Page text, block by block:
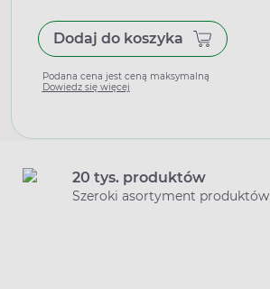
Dodaj do koszyka
Podana cena jest ceną maksymalną
Dowiedz się więcej
20 tys. produktów
Szeroki asortyment produktów